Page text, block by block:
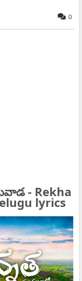
0
- Rekha
lyrics